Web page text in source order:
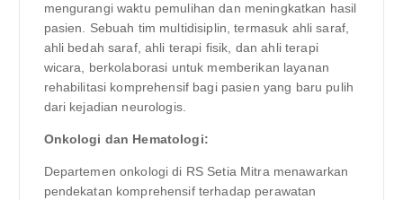
mengurangi waktu pemulihan dan meningkatkan hasil
pasien. Sebuah tim multidisiplin, termasuk ahli saraf,
ahli bedah saraf, ahli terapi fisik, dan ahli terapi
wicara, berkolaborasi untuk memberikan layanan
rehabilitasi komprehensif bagi pasien yang baru pulih
dari kejadian neurologis.
Onkologi dan Hematologi:
Departemen onkologi di RS Setia Mitra menawarkan
pendekatan komprehensif terhadap perawatan